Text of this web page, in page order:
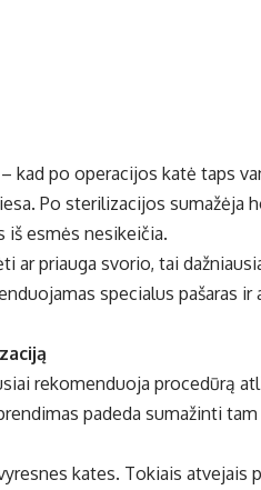
kad po operacijos katė taps
Po sterilizacijos sumažėja
iš esmės nesikeičia.
ar priauga svorio, tai
specialus pašaras ir
rekomenduoja procedūrą
padeda sumažinti
kates. Tokiais atvejais